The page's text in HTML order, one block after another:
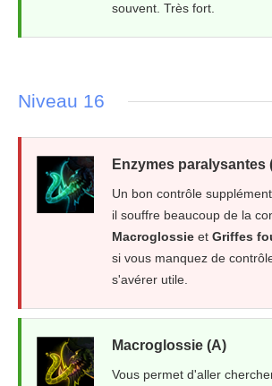
souvent. Très fort.
Niveau 16
Enzymes paralysantes
Un bon contrôle
il souffre beaucoup de la
Macroglossie et Griffes
si vous manquez de
s'avérer utile.
Macroglossie (A)
Vous permet d'aller